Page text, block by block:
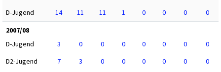
D-Jugend
14 11 11 1 0 0 0
0
2007/08
D-Jugend
3 0 0 0 0 0 0
0
D2-Jugend
7 3 0 0 0 0 0 0